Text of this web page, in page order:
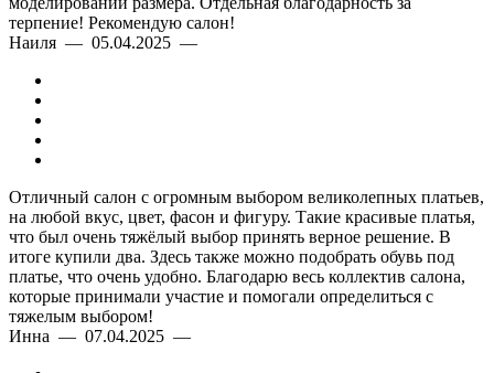
терпение! Рекомендую салон!
Наиля — 05.04.2025 —
Отличный салон с огромным выбором великолепных платьев,
на любой вкус, цвет, фасон и фигуру. Такие красивые платья,
что был очень тяжёлый выбор принять верное решение. В
итоге купили два. Здесь также можно подобрать обувь под
платье, что очень удобно. Благодарю весь коллектив салона,
которые принимали участие и помогали определиться с
тяжелым выбором!
Инна — 07.04.2025 —